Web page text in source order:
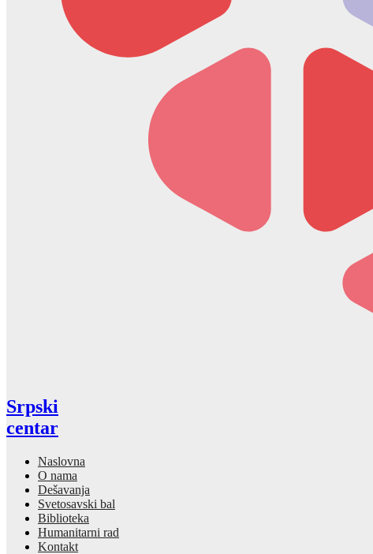
Srpski
centar
Naslovna
O nama
Dešavanja
Svetosavski bal
Biblioteka
Humanitarni rad
Kontakt